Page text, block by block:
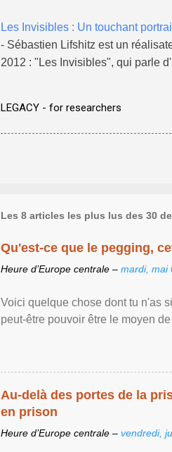
Les Invisibles : Un touchant
- Sébastien Lifshitz est un
2012 : "Les Invisibles", qui parle
LEGACY - for researchers
Les 8 articles les plus lus des 30
Qu'est-ce que le pegging,
Heure d’Europe centrale – mardi, mai
Voici quelque chose dont tu n'as
peut-être pouvoir être le moyen
Au-delà des portes de la
en prison
Heure d’Europe centrale – vendredi,